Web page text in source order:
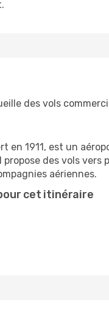
des vols
en 1911, est un
des vols
aériennes.
cet itinéraire